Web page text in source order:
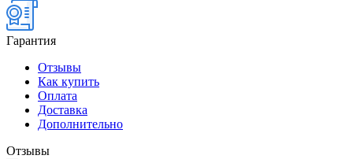
Гарантия
Отзывы
Как купить
Оплата
Доставка
Дополнительно
Отзывы